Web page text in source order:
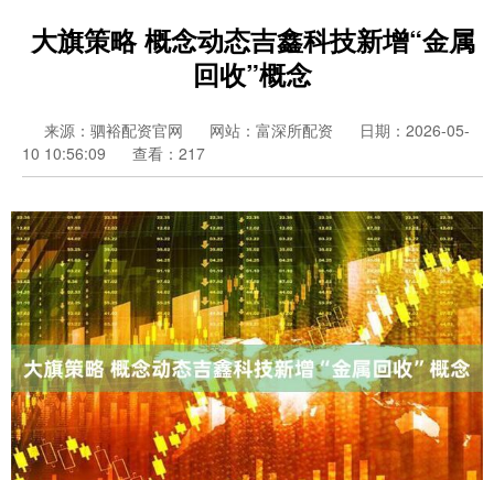
大旗策略 概念动态吉鑫科技新增“金属
回收”概念
来源：驷裕配资官网 网站：富深所配资
日期：2026-05-
10 10:56:09
查看：217